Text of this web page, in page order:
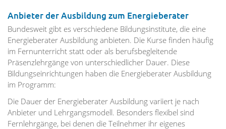
Anbieter der Ausbildung zum Energieberater
Bundesweit gibt es verschiedene Bildungsinstitute, die eine
Energieberater Ausbildung anbieten. Die Kurse finden häufig
im Fernunterricht statt oder als berufsbegleitende
Präsenzlehrgänge von unterschiedlicher Dauer. Diese
Bildungseinrichtungen haben die Energieberater Ausbildung
im Programm:
Die Dauer der Energieberater Ausbildung variiert je nach
Anbieter und Lehrgangsmodell. Besonders flexibel sind
Fernlehrgänge, bei denen die Teilnehmer ihr eigenes